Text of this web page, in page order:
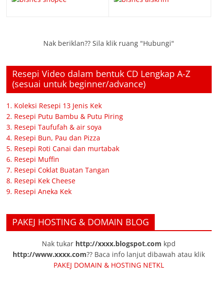
Nak beriklan?? Sila klik ruang "Hubungi"
Resepi Video dalam bentuk CD Lengkap A-Z
(sesuai untuk beginner/advance)
1. Koleksi Resepi 13 Jenis Kek
2. Resepi Putu Bambu & Putu Piring
3. Resepi Taufufah & air soya
4. Resepi Bun, Pau dan Pizza
5. Resepi Roti Canai dan murtabak
6. Resepi Muffin
7. Resepi Coklat Buatan Tangan
8. Resepi Kek Cheese
9. Resepi Aneka Kek
PAKEJ HOSTING & DOMAIN BLOG
Nak tukar http://xxxx.blogspot.com kpd
http://www.xxxx.com?? Baca info lanjut dibawah atau klik
PAKEJ DOMAIN & HOSTING NETKL